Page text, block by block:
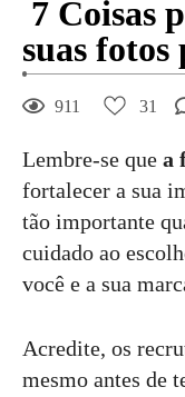
7 Coisas
suas
911 31
Lembre-se que a
fortalecer a sua
tão importante
cuidado ao
você e a sua
Acredite, os
mesmo antes de